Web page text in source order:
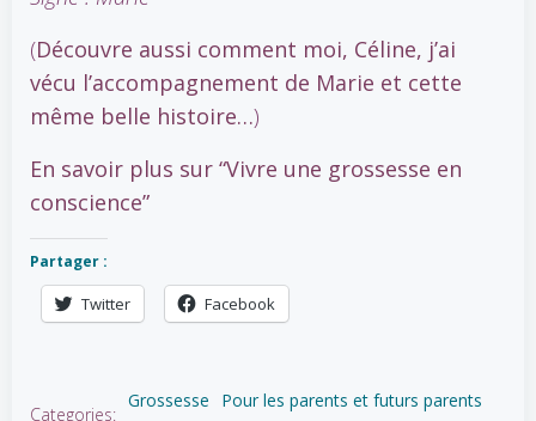
(Découvre aussi comment moi, Céline, j’ai
vécu l’accompagnement de Marie et cette
même belle histoire…)
En savoir plus sur “Vivre une grossesse en
conscience”
Partager :
Twitter Facebook
Categories:
Grossesse Pour les parents et futurs parents